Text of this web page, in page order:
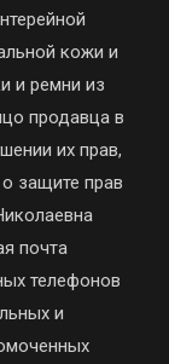
кожи и
и ремни из
продавца в
их прав,
защите прав
почта
телефонов
и